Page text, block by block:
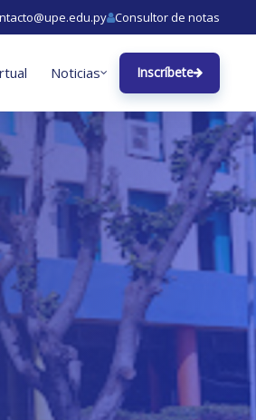
Consultor de notas
Noticias Inscríbete